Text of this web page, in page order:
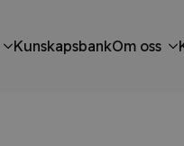
KunskapsbankOm oss